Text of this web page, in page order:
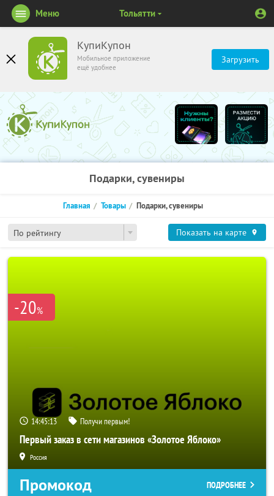
КупиКупон
Мобильное приложение
ещё удобнее
Загрузить
Меню Тольятти
Подарки, сувениры
По рейтингу
Главная Товары Подарки, сувениры
Показать на карте
-20%
14:45:12 Получи первым!
Первый заказ в сети магазинов «Золотое Яблоко»
Россия
Промокод ПОДРОБНЕЕ